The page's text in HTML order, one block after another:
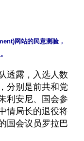
网站的民意测验，
透露，入选人数
分别是前共和党
利安尼、国会参
情局长的退役将
国会议员罗拉巴